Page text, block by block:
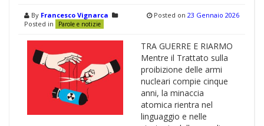
By Francesco Vignarca
Posted in
Parole e notizie
Posted on 23 Gennaio 2026
TRA GUERRE E RIARMO
Mentre il Trattato sulla
proibizione delle armi
nucleari compie cinque
anni, la minaccia
atomica rientra nel
linguaggio e nelle